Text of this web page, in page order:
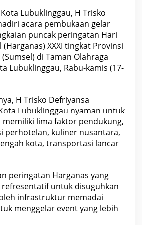
Lubuklinggau, H Trisko
acara pembukaan gelar
puncak peringatan Hari
XXXI tingkat Provinsi
di Taman Olahraga
Lubuklinggau, Rabu-kamis (17-
H Trisko Defriyansa
Lubuklinggau nyaman untuk
memiliki lima faktor pendukung,
perhotelan, kuliner nusantara,
kota, transportasi lancar
peringatan Harganas yang
refresentatif untuk disuguhkan
infrastruktur memadai
menggelar event yang lebih